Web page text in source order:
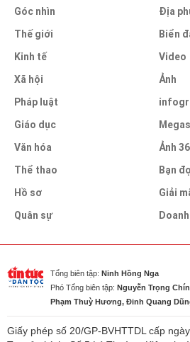
Góc nhìn
Thế giới
Kinh tế
Xã hội
Pháp luật
Giáo dục
Văn hóa
Thể thao
Hồ sơ
Quân sự
Địa
Biển
Video
Ảnh
Ảnh
Bạn
Giải
Tổng biên tập: Ninh Hồng Nga
Phó Tổng biên tập: Nguyễn Trọng
Phạm Thuỳ Hương, Đinh Quang
Giấy phép số 20/GP-BVHTTDL cấp